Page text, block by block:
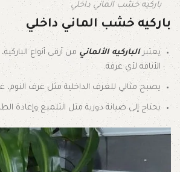
باركيه خشب الماني داخلي
باركيه خشب الماني داخلي
يعتبر الباركيه الألماني من أرقى أنواع
الأناقة لأي غرفة.
يصبح مثالي للغرف الداخلية مثل غرف النوم،
يحتاج إلى صيانة دورية مثل التلميع وإعادة